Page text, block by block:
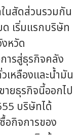
นสัดส่วนรวมกัน
เริ่มแรกบริษัท
หวัด
ารสู่ธุรกิจคลัง
เหลืองและน้ำมัน
ยธุรกิจนี้ออกไป
บริษัทได้
อกิจการของ